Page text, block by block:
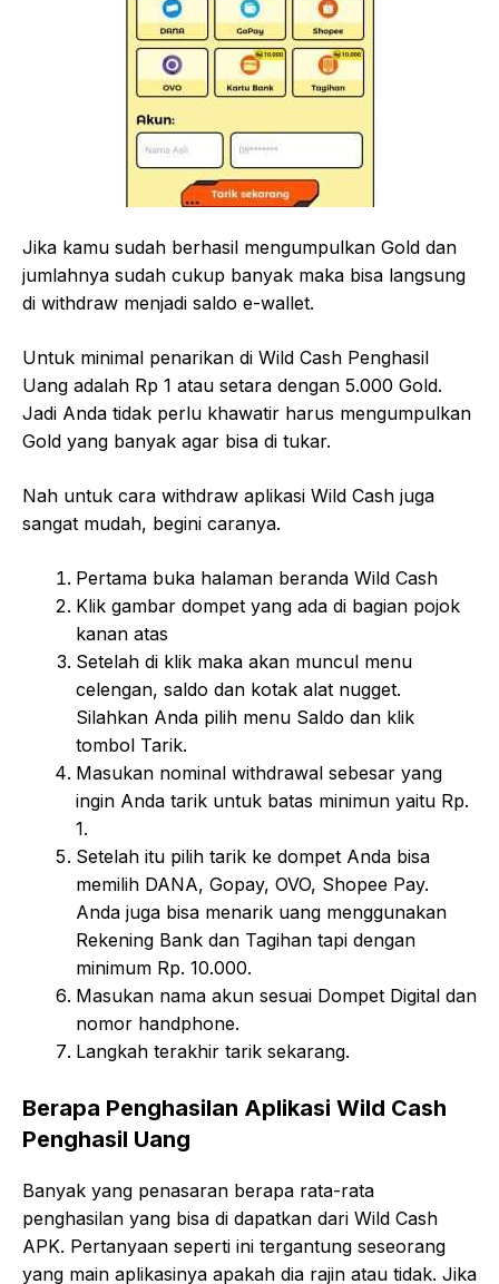
Jika kamu sudah berhasil mengumpulkan Gold dan
jumlahnya sudah cukup banyak maka bisa langsung
di withdraw menjadi saldo e-wallet.
Untuk minimal penarikan di Wild Cash Penghasil
Uang adalah Rp 1 atau setara dengan 5.000 Gold.
Jadi Anda tidak perlu khawatir harus mengumpulkan
Gold yang banyak agar bisa di tukar.
Nah untuk cara withdraw aplikasi Wild Cash juga
sangat mudah, begini caranya.
Pertama buka halaman beranda Wild Cash
Klik gambar dompet yang ada di bagian pojok
kanan atas
Setelah di klik maka akan muncul menu
celengan, saldo dan kotak alat nugget.
Silahkan Anda pilih menu Saldo dan klik
tombol Tarik.
Masukan nominal withdrawal sebesar yang
ingin Anda tarik untuk batas minimun yaitu Rp.
1.
Setelah itu pilih tarik ke dompet Anda bisa
memilih DANA, Gopay, OVO, Shopee Pay.
Anda juga bisa menarik uang menggunakan
Rekening Bank dan Tagihan tapi dengan
minimum Rp. 10.000.
Masukan nama akun sesuai Dompet Digital dan
nomor handphone.
Langkah terakhir tarik sekarang.
Berapa Penghasilan Aplikasi Wild Cash
Penghasil Uang
Banyak yang penasaran berapa rata-rata
penghasilan yang bisa di dapatkan dari Wild Cash
APK. Pertanyaan seperti ini tergantung seseorang
yang main aplikasinya apakah dia rajin atau tidak. Jika